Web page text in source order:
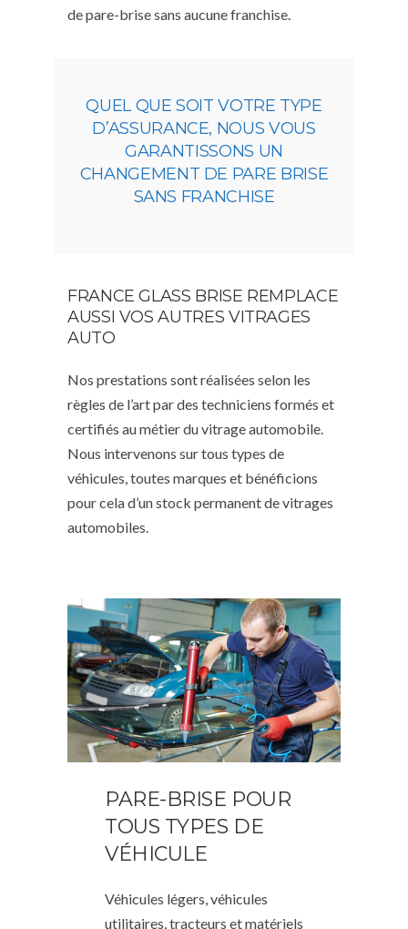
de pare-brise sans aucune franchise.
QUEL QUE SOIT VOTRE TYPE
D’ASSURANCE, NOUS VOUS
GARANTISSONS UN
CHANGEMENT DE PARE BRISE
SANS FRANCHISE
FRANCE GLASS BRISE REMPLACE
AUSSI VOS AUTRES VITRAGES
AUTO
Nos prestations sont réalisées selon les
règles de l’art par des techniciens formés et
certifiés au métier du vitrage automobile.
Nous intervenons sur tous types de
véhicules, toutes marques et bénéficions
pour cela d’un stock permanent de vitrages
automobiles.
PARE-BRISE POUR
TOUS TYPES DE
VÉHICULE
Véhicules légers, véhicules
utilitaires, tracteurs et matériels